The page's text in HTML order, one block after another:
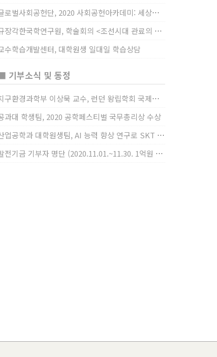
글로벌사회공헌단, 2020 사회공헌아카데미: 세상을 바꾸는 가슴 따뜻한 나눔(12/23~24)
규장각한국학연구원, 학술회의 <조선시대 관료의 인사> (12/22)
수학습개발센터, 대학원생 일대일 학습상담
기부소식 및 동정
지구환경과학부 이상묵 교수, 런던 왕립학회 국제장애인의 날 기념 “전 세계 장애가 있는 과학자”에 소개
과대 학생팀, 2020 공학페스티벌 국무총리상 수상
산업공학과 대학원생팀, AI 능력 향상 연구로 SKT AI Fellowship 2기 최우수팀 선정
발전기금 기부자 명단 (2020.11.01.~11.30. 1억원 이상)